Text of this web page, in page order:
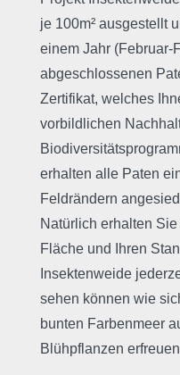
je 100m² ausgestellt
einem Jahr (Februar-
abgeschlossenen
Zertifikat, welches
vorbildlichen
erhalten alle Paten
Feldrändern
Natürlich erhalten
Fläche und Ihren
Insektenweide
sehen können wie
bunten Farbenmeer
Blühpflanzen